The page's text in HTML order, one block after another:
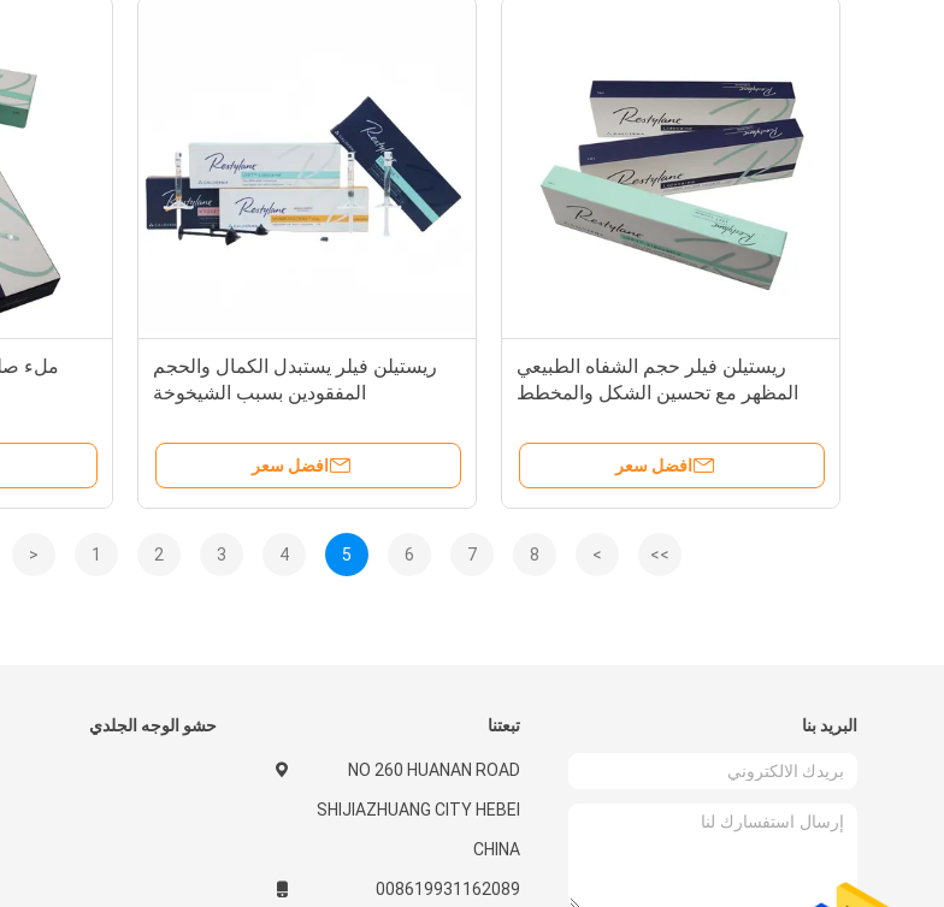
ملء
ريستيلن فيلر يستبدل الكمال والحجم
المفقودين بسبب الشيخوخة
افضل سعر
ريستيلن فيلر حجم الشفاه الطبيعي
المظهر مع تحسين الشكل والمخطط
افضل سعر
< 1 2 3 4 5 6 7 8 > >>
حشو الوجه الجلدي تبعتنا
NO 260 HUANAN ROAD
SHIJIAZHUANG CITY HEBEI
CHINA
008619931162089
البريد بنا